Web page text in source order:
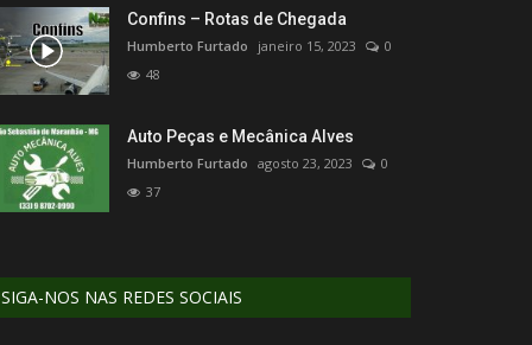
Confins – Rotas de Chegada
Humberto Furtado janeiro 15, 2023
0
48
Auto Peças e Mecânica Alves
Humberto Furtado agosto 23, 2023
0
37
SIGA-NOS NAS REDES SOCIAIS